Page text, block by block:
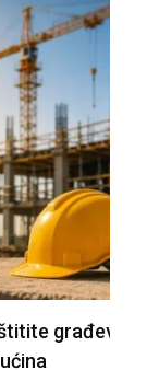
građevinske